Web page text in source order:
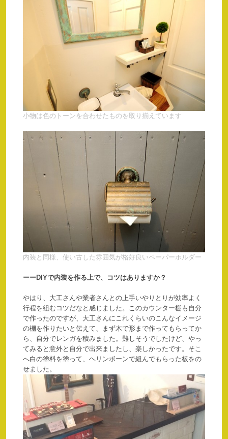
小物は色のトーンを合わせたものを取り揃えています
内装と同様、使い古した雰囲気が格好良いペーパーホルダー
ーーDIYで内装を作る上で、コツはありますか？
やはり、大工さんや業者さんとの上手いやりとりが効率よく
行程を組むコツだなと感じました。このカウンター棚も自分
で作ったのですが、大工さんにこれくらいのこんなイメージ
の棚を作りたいと伝えて、まず木で形まで作ってもらってか
ら、自分でレンガを積みました。難しそうでしたけど、やっ
てみると意外と自分で出来ましたし、楽しかったです。そこ
へ白の塗料を塗って、ヘリンボーンで組んでもらった板をの
せました。